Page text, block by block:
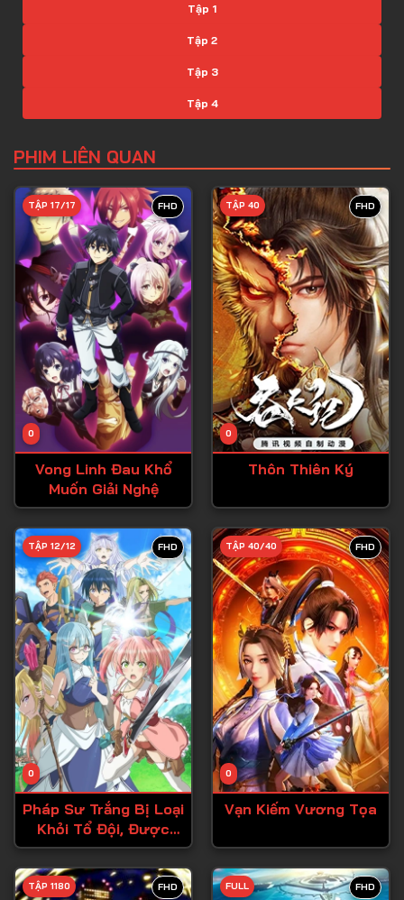
Tập 1
Tập 2
Tập 3
Tập 4
Tập 6
Tập 7
Tập 8
Tập 9
Tập 10
Tập 11
Tập 12
Tập 13
Tập 14
Tập 15
Tập 17
Tập 18
Tập 19
Tập 20
Tập 21
Tập 22
Tập 23
Tập 24
Tập 25
Tập 26
Tập 29
PHIM LIÊN QUAN
FHD
0
TẬP 17/17
Vong Linh Đau Khổ
Muốn Giải Nghệ
FHD
0
TẬP 40
Thôn Thiên Ký
FHD
0
TẬP 12/12
Pháp Sư Trắng Bị Loại
Khỏi Tổ Đội, Được
Mạo Hiểm Giả Cấp S
Đón Nhận
FHD
0
TẬP 40/40
Vạn Kiếm Vương Tọa
FHD
TẬP 1180 FHD
FULL